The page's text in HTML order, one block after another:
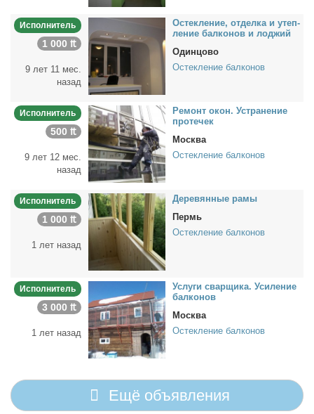
Исполнитель
1 000 ₶
9 лет 11 мес.
назад
Остек­ле­ние, от­дел­ка и утеп­
ле­ние бал­ко­нов и лод­жий
Одинцово
Остекление балконов
Исполнитель
500 ₶
9 лет 12 мес.
назад
Ре­монт окон. Устра­не­ние
про­те­чек
Москва
Остекление балконов
Исполнитель
1 000 ₶
1 лет назад
Де­ре­вян­ные ра­мы
Пермь
Остекление балконов
Исполнитель
3 000 ₶
1 лет назад
Услу­ги свар­щи­ка. Уси­ле­ние
бал­ко­нов
Москва
Остекление балконов
Ещё объявления